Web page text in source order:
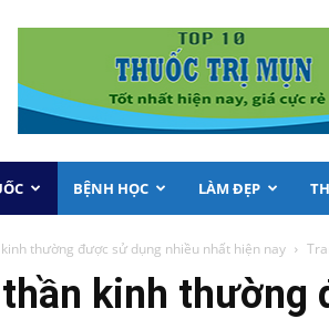
BỆNH HỌC LÀM ĐẸP
thường được sử dụng nhiều nhất hiện nay
kinh thường